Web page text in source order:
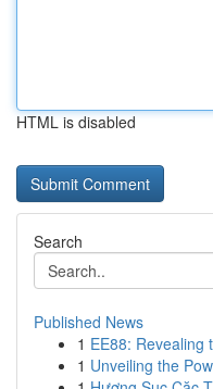
HTML is disabled
Search
Published News
1 EE88: Revealing
1 Unveiling the